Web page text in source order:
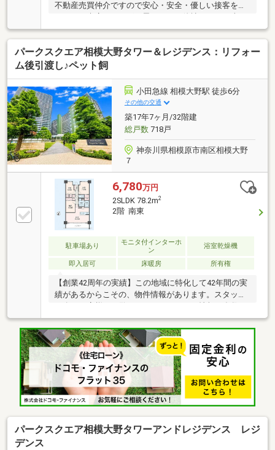
不動産売買仲介ですので安心・安全・優しい接客を楽
をご堪能下さい。～～～～～～～～～～～～～～～～
～～～～～インターネット、チラシなどに掲載できな
い物件や未公開物件・自社物件も多数ございます。物
件情報等はコチラまでTEL：046-244-3815～～～～～
パークスクエア相模大野タワー＆レジデンス：リフォー
ム後引渡し♪ペット飼
小田急線 相模大野駅 徒歩6分
その他の交通
築17年7ヶ月/32階建
総戸数718戸
神奈川県相模原市南区相模大野
７
6,780万円
2SLDK 78.2m2
2階 南東
駐車場あり
モニタ付インターホ
ン
浴室乾燥機
即入居可 床暖房 所有権
【創業42周年の実績】この地域に特化して42年間の実
績があるからこその、物件情報があります。スタッフ
40名でお客様がご覧になったことのない情報を多数ご
用意しております。※自己資金を使いたくない※現在、
他のローンを組んでいるけど大丈夫かな等お気軽に下
記までご連絡ください。☆フリーダイヤル：0120-12-
7417お住まい探しは朝日土地建物(株)営業7課にお任せ
ください！インターネット、チラシなどに掲載できな
い物件も多数ございます！
パークスクエア相模大野タワーアンドレジデンス レジ
デンス